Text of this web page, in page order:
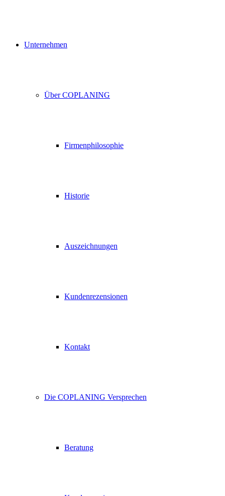
Unternehmen
Über COPLANING
Firmenphilosophie
Historie
Auszeichnungen
Kundenrezensionen
Kontakt
Die COPLANING Versprechen
Beratung